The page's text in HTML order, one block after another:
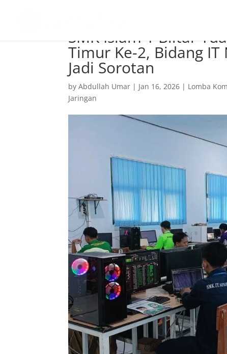
SMK Islam 1 Blitar
Timur Ke-2, Bidang
Jadi Sorotan
byAbdullah Umar | Jan 16, 2026 | Lomba
Jaringan